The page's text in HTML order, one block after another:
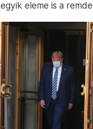
egyik eleme is a